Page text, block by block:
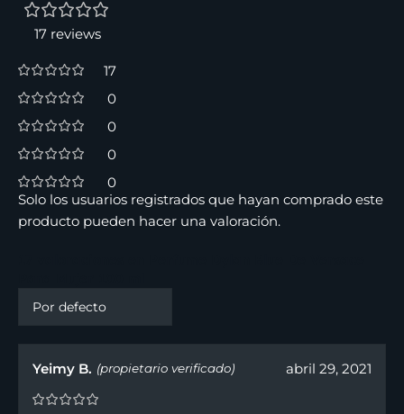
17 reviews
17
0
0
0
0
Yeimy B. (propietario verificado) abril 29, 2021
Solo los usuarios registrados que hayan comprado este
producto pueden hacer una valoración.